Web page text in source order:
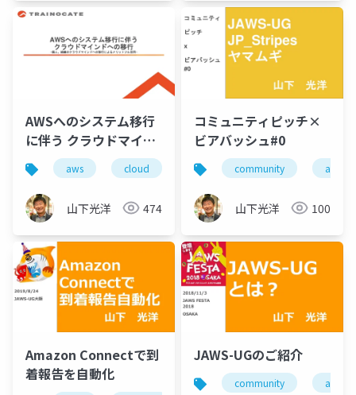
AWSへのシステム移行
に伴う クラウドマイン
ドへの移行
aws cloud
山下光洋 474
コミュニティピッチ×
ビアバッシュ#0
community aws
山下光洋 100
Amazon Connectで到
着報告を自動化
JAWS-UGのご紹介
community aws